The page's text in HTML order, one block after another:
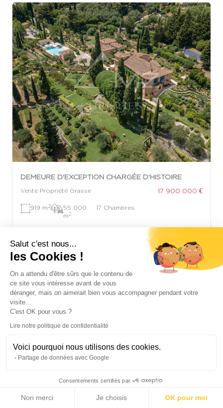
Salut c'est nous...
les Cookies !
On a attendu d'être sûrs que le contenu de
ce site vous intéresse avant de vous
déranger, mais on aimerait bien vous accompagner pendant votre
visite...
C'est OK pour vous ?
Lire notre politique de confidentialité
Voici pourquoi nous utilisons des cookies.
Partage de données avec Google
Consentements certifiés par
Non merci Je choisis OK pour moi
DEMEURE D'EXCEPTION CHARGÉE D'HISTOIRE
Vente Propriété Grasse 17 900 000 €
919 m 2|
55 000
m 2
|7 Chambres